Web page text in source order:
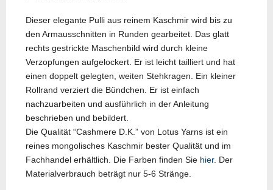
Dieser elegante Pulli aus reinem Kaschmir wird bis zu
den Armausschnitten in Runden gearbeitet. Das glatt
rechts gestrickte Maschenbild wird durch kleine
Verzopfungen aufgelockert. Er ist leicht tailliert und hat
einen doppelt gelegten, weiten Stehkragen. Ein kleiner
Rollrand verziert die Bündchen. Er ist einfach
nachzuarbeiten und ausführlich in der Anleitung
beschrieben und bebildert.
Die Qualität “Cashmere D.K.” von Lotus Yarns ist ein
reines mongolisches Kaschmir bester Qualität und im
Fachhandel erhältlich. Die Farben finden Sie hier. Der
Materialverbrauch beträgt nur 5-6 Stränge.